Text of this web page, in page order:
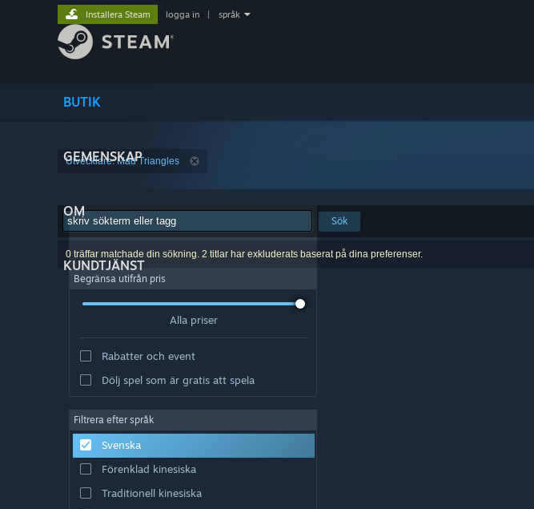
BUTIK
GEMENSKAP
OM
KUNDTJÄNST
Installera Steam logga in språk
Utvecklare: Mad Triangles
Sök
0 träffar matchade din sökning. 2 titlar har exkluderats baserat på dina preferenser.
Begränsa utifrån pris
Alla priser
Rabatter och event
Dölj spel som är gratis att spela
Filtrera efter språk
Svenska
Förenklad kinesiska
Traditionell kinesiska